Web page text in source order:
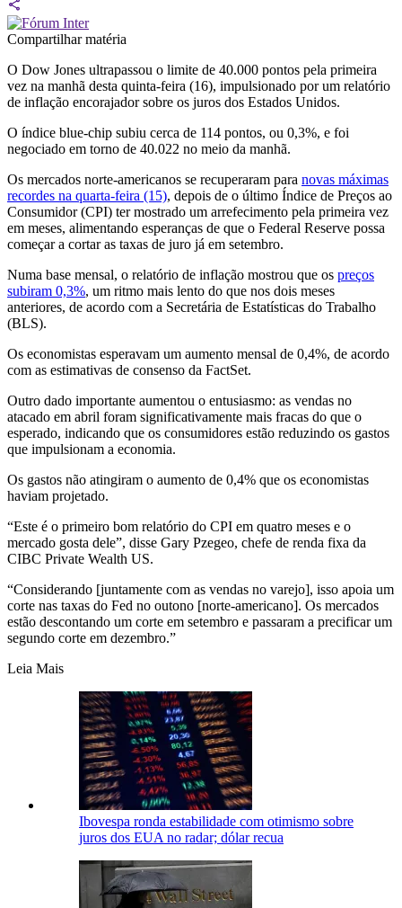
Compartilhar matéria
O Dow Jones ultrapassou o limite de 40.000 pontos pela primeira
vez na manhã desta quinta-feira (16), impulsionado por um relatório
de inflação encorajador sobre os juros dos Estados Unidos.
O índice blue-chip subiu cerca de 114 pontos, ou 0,3%, e foi
negociado em torno de 40.022 no meio da manhã.
Os mercados norte-americanos se recuperaram para novas máximas
recordes na quarta-feira (15), depois de o último Índice de Preços ao
Consumidor (CPI) ter mostrado um arrefecimento pela primeira vez
em meses, alimentando esperanças de que o Federal Reserve possa
começar a cortar as taxas de juro já em setembro.
Numa base mensal, o relatório de inflação mostrou que os preços
subiram 0,3%, um ritmo mais lento do que nos dois meses
anteriores, de acordo com a Secretária de Estatísticas do Trabalho
(BLS).
Os economistas esperavam um aumento mensal de 0,4%, de acordo
com as estimativas de consenso da FactSet.
Outro dado importante aumentou o entusiasmo: as vendas no
atacado em abril foram significativamente mais fracas do que o
esperado, indicando que os consumidores estão reduzindo os gastos
que impulsionam a economia.
Os gastos não atingiram o aumento de 0,4% que os economistas
haviam projetado.
“Este é o primeiro bom relatório do CPI em quatro meses e o
mercado gosta dele”, disse Gary Pzegeo, chefe de renda fixa da
CIBC Private Wealth US.
“Considerando [juntamente com as vendas no varejo], isso apoia um
corte nas taxas do Fed no outono [norte-americano]. Os mercados
estão descontando um corte em setembro e passaram a precificar um
segundo corte em dezembro.”
Leia Mais
Ibovespa ronda estabilidade com otimismo sobre
juros dos EUA no radar; dólar recua